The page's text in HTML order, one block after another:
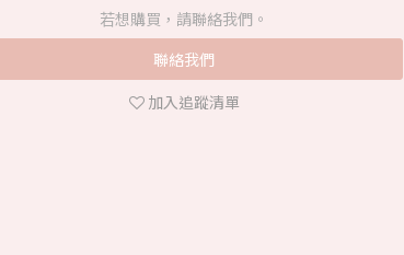
若想購買，請聯絡我們。
聯絡我們
加入追蹤清單